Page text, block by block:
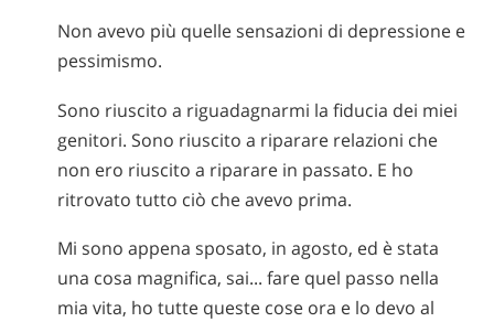
Non avevo più quelle sensazioni di depressione e
pessimismo.
Sono riuscito a riguadagnarmi la fiducia dei miei
genitori. Sono riuscito a riparare relazioni che
non ero riuscito a riparare in passato. E ho
ritrovato tutto ciò che avevo prima.
Mi sono appena sposato, in agosto, ed è stata
una cosa magnifica, sai... fare quel passo nella
mia vita, ho tutte queste cose ora e lo devo al